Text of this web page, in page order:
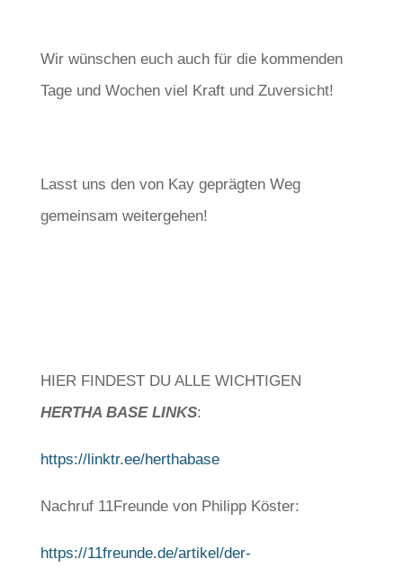
Wir wünschen euch auch für die kommenden
Tage und Wochen viel Kraft und Zuversicht!
Lasst uns den von Kay geprägten Weg
gemeinsam weitergehen!
HIER FINDEST DU ALLE WICHTIGEN
HERTHA BASE LINKS:
https://linktr.ee/herthabase
Nachruf 11Freunde von Philipp Köster:
https://11freunde.de/artikel/der-